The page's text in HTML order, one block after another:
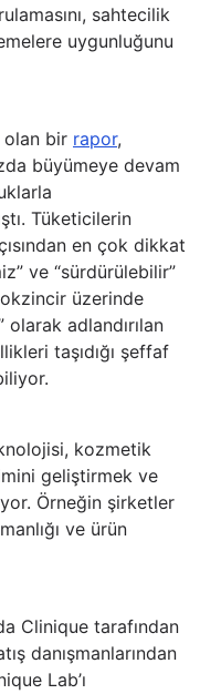
sahtecilik
uygunluğunu
olan bir rapor,
büyümeye devam
Tüketicilerin
en çok dikkat
ve “sürdürülebilir”
üzerinde
olarak adlandırılan
taşıdığı şeffaf
kozmetik
geliştirmek ve
Örneğin şirketler
ve ürün
Clinique tarafından
danışmanlarından
Lab’ı